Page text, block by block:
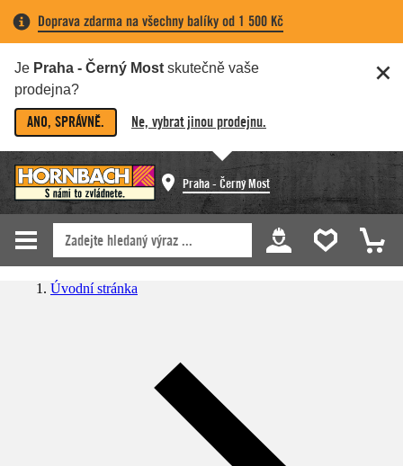
Doprava zdarma na všechny balíky od 1 500 Kč
Je Praha - Černý Most skutečně vaše
prodejna?
ANO, SPRÁVNĚ. Ne, vybrat jinou prodejnu.
Praha - Černý Most
Úvodní stránka